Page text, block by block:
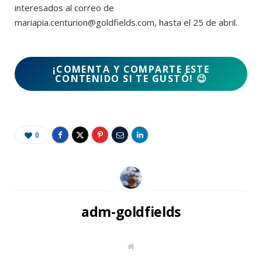
interesados al correo de
mariapia.centurion@goldfields.com, hasta el 25 de abril.
¡COMENTA Y COMPARTE ESTE
CONTENIDO SI TE GUSTÓ! 😉
0
adm-goldfields
W